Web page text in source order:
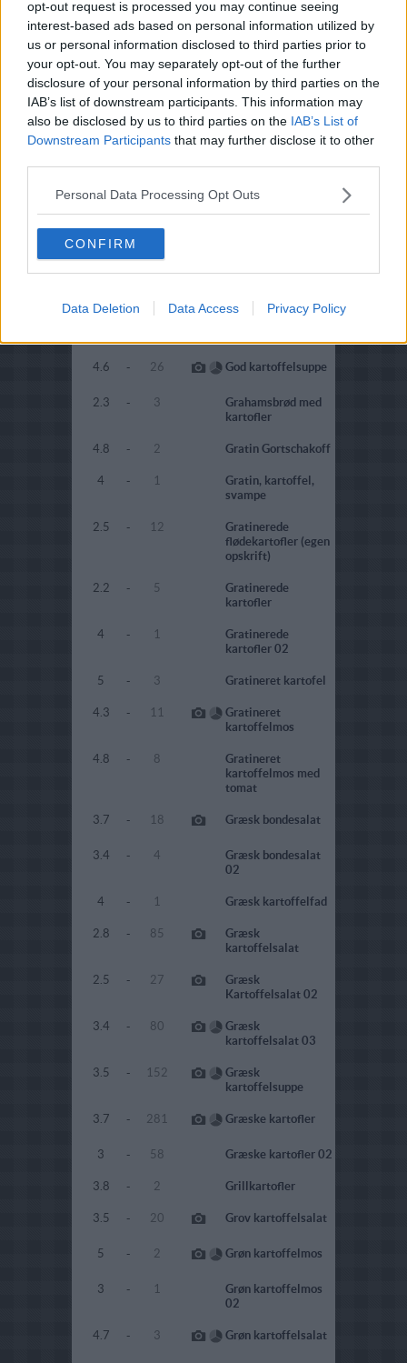
opt-out request is processed you may continue seeing
interest-based ads based on personal information utilized by
us or personal information disclosed to third parties prior to
your opt-out. You may separately opt-out of the further
disclosure of your personal information by third parties on the
IAB’s list of downstream participants. This information may
also be disclosed by us to third parties on the IAB’s List of
Downstream Participants that may further disclose it to other
Personal Data Processing Opt Outs
CONFIRM
Data Deletion Data Access Privacy Policy
kartoffelsalat
4.3 - 7
Fyldte
bagekartofler 02
4.5 - 7
Fyldte
bagekartofler 03
med tomatsovs
kartoffelsalat
1.5 - 21 Gartnergryde
2.8 -
Gedeost på
4.6 - 26 God kartoffelsuppe
2.3 - 3
Grahamsbrød med
kartofler
4.8 - 2 Gratin Gortschakoff
4 - 1
Gratin, kartoffel,
svampe
2.5 - 12
Gratinerede
flødekartofler (egen
opskrift)
2.2 - 5
Gratinerede
kartofler
4 - 1
Gratinerede
kartofler 02
5 - 3 Gratineret kartofel
4.3 - 11
Gratineret
kartoffelmos
4.8 - 8
Gratineret
kartoffelmos med
tomat
3.7 - 18 Græsk bondesalat
3.4 - 4
Græsk bondesalat
02
4 - 1 Græsk kartoffelfad
2.8 - 85
Græsk
kartoffelsalat
2.5 - 27
Græsk
Kartoffelsalat 02
3.4 - 80
Græsk
kartoffelsalat 03
3.5 - 152
Græsk
kartoffelsuppe
3.7 - 281 Græske kartofler
3 - 58 Græske kartofler 02
3.8 - 2 Grillkartofler
3.5 - 20 Grov kartoffelsalat
5 - 2 Grøn kartoffelmos
3 - 1
Grøn kartoffelmos
02
4.7 - 3 Grøn kartoffelsalat